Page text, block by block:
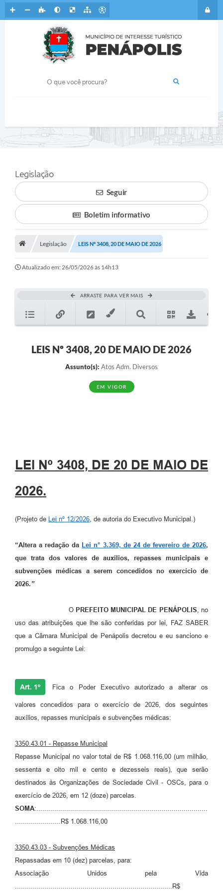
Legislação
Seguir
Boletim informativo
Legislação LEIS Nº 3408, 20 DE MAIO DE 2026
Atualizado em: 26/05/2026 às 14h13
ARRASTE PARA VER MAIS
LEIS Nº 3408, 20 DE MAIO DE 2026
Assunto(s): Atos Adm. Diversos
EM VIGOR
LEI Nº 3408, DE 20 DE MAIO DE
2026.
(Projeto de Lei nº 12/2026 , de autoria do Executivo Municipal.)
“Altera a redação da Lei n° 3.369, de 24 de fevereiro de 2026,
que trata dos valores de auxílios, repasses municipais e
subvenções médicas a serem concedidos no exercício de
2026.”
O PREFEITO MUNICIPAL DE PENÁPOLIS , no
uso das atribuições que lhe são conferidas por lei, FAZ SABER
que a Câmara Municipal de Penápolis decretou e eu sanciono e
promulgo a seguinte Lei:
Art. 1º Fica o Poder Executivo autorizado a alterar os
valores concedidos para o exercício de 2026, dos seguintes
auxílios, repasses municipais e subvenções médicas:
3350.43.01 - Repasse Municipal
Repasse Municipal no valor total de R$ 1.068.116,00 (um milhão,
sessenta e oito mil e cento e dezesseis reais), que serão
destinados às Organizações de Sociedade Civil - OSCs, para o
exercício de 2026, em 12 (doze) parcelas.
SOMA:......................................................................................
.......................R$ 1.068.116,00
3350.43.03 - Subvenções Médicas
Repassadas em 10 (dez) parcelas, para:
Associação Unidos pela Vida
...............................................................................R$